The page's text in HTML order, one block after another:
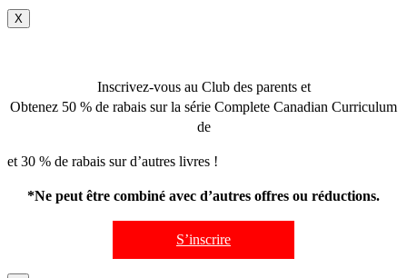
X
Inscrivez-vous au Club des parents et
Obtenez 50 % de rabais sur la série Complete Canadian Curriculum
de
et 30 % de rabais sur d’autres livres !
*Ne peut être combiné avec d’autres offres ou réductions.
S’inscrire